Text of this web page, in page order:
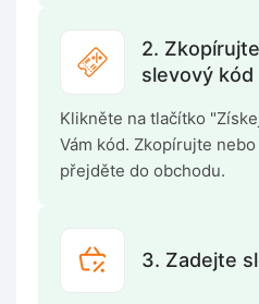
2.
slevový kód
Klikněte na tlačítko
Vám kód. Zkopírujte
přejděte do obchodu.
3. Zadejte